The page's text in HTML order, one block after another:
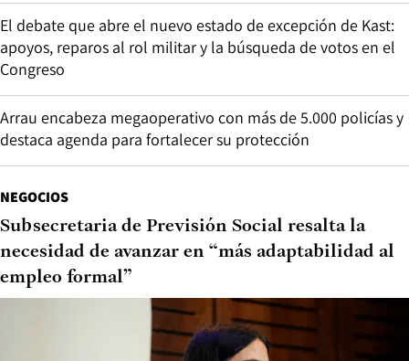
El debate que abre el nuevo estado de excepción de Kast:
apoyos, reparos al rol militar y la búsqueda de votos en el
Congreso
Arrau encabeza megaoperativo con más de 5.000 policías y
destaca agenda para fortalecer su protección
NEGOCIOS
Subsecretaria de Previsión Social resalta la
necesidad de avanzar en “más adaptabilidad al
empleo formal”